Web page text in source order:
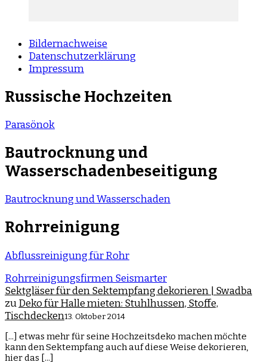
Bildernachweise
Datenschutzerklärung
Impressum
Russische Hochzeiten
Parasönok
Bautrocknung und
Wasserschadenbeseitigung
Bautrocknung und Wasserschaden
Rohrreinigung
Abflussreinigung für Rohr
Rohrreinigungsfirmen Seismarter
Sektgläser für den Sektempfang dekorieren | Swadba
zuDeko für Halle mieten: Stuhlhussen, Stoffe,
Tischdecken13. Oktober 2014
[...] etwas mehr für seine Hochzeitsdeko machen möchte
kann den Sektempfang auch auf diese Weise dekorieren,
hier das [...]